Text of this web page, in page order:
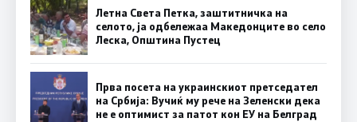
Летна Света Петка, заштитничка на
селото, ја одбележаа Македонците во село
Леска, Општина Пустец
Прва посета на украинскиот претседател
на Србија: Вучиќ му рече на Зеленски дека
не е оптимист за патот кон ЕУ на Белград